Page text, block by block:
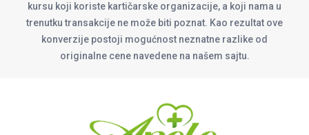
kursu koji koriste kartičarske organizacije, a koji nama u
trenutku transakcije ne može biti poznat. Kao rezultat ove
konverzije postoji mogućnost neznatne razlike od
originalne cene navedene na našem sajtu.